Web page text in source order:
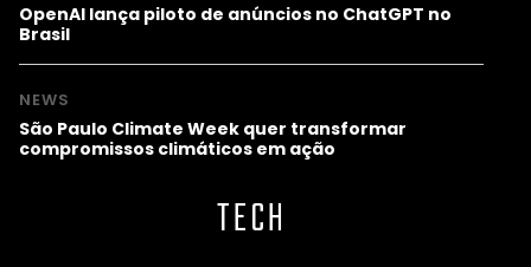
OpenAI lança piloto de anúncios no ChatGPT no
Brasil
NEWS
São Paulo Climate Week quer transformar
compromissos climáticos em ação
TECH